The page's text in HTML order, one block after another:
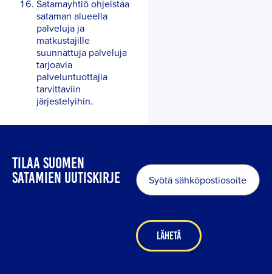
Satamayhtiö ohjeistaa
sataman alueella
palveluja ja
matkustajille
suunnattuja palveluja
tarjoavia
palveluntuottajia
tarvittaviin
järjestelyihin.
TILAA SUOMEN
SATAMIEN UUTISKIRJE
Sähköposti*